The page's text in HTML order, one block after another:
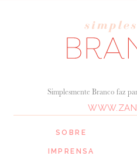
SOBRE
IMPRENSA
Simplesmente Branco faz